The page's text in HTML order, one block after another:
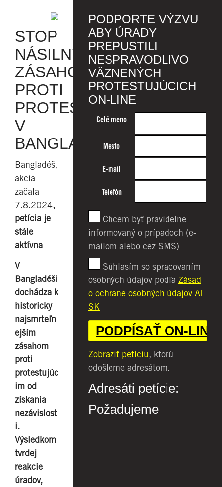
STOP
NÁSILNÝM
ZÁSAHOM
PROTI
PROTESTUJÚCIM
V
BANGLADÉŠI
Bangladéš,
akcia
začala
7.8.2024,
petícia je
stále
aktívna
V
Bangladéši
dochádza k
historicky
najsmrteľn
ejším
zásahom
proti
protestujúc
im od
získania
nezávislost
i.
Výsledkom
tvrdej
reakcie
úradov,
PODPORTE VÝZVU
ABY ÚRADY
PREPUSTILI
NESPRAVODLIVO
VÄZNENÝCH
PROTESTUJÚCICH
ON-LINE
Celé meno
Mesto
E-mail
Telefón
Chcem byť pravidelne
informovaný o prípadoch (e-
mailom alebo cez SMS)
Súhlasím so spracovaním
osobných údajov podľa Zásad
o ochrane osobných údajov AI
SK
Zobraziť petíciu, ktorú
odošleme adresátom.
Adresáti petície:
Požadujeme